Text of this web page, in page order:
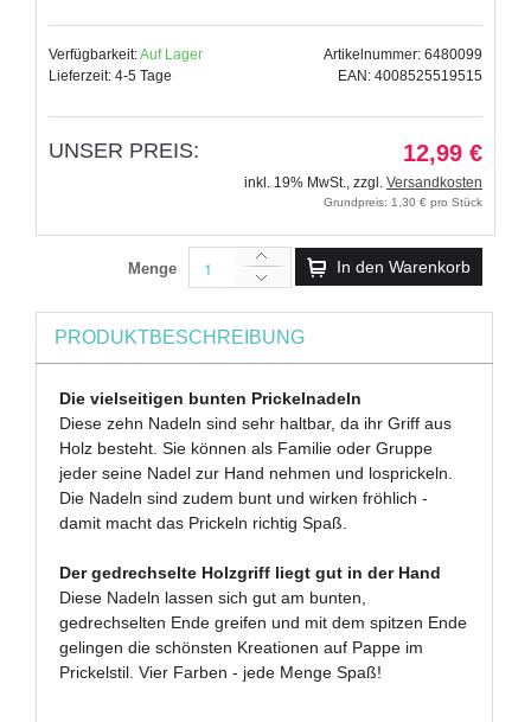
Verfügbarkeit:Auf Lager
Lieferzeit: 4-5 Tage
Artikelnummer: 6480099
EAN: 4008525519515
UNSER PREIS: 12,99 €
inkl. 19% MwSt., zzgl. Versandkosten
Grundpreis: 1,30 € pro Stück
Menge In den Warenkorb
PRODUKTBESCHREIBUNG
Die vielseitigen bunten Prickelnadeln
Diese zehn Nadeln sind sehr haltbar, da ihr Griff aus
Holz besteht. Sie können als Familie oder Gruppe
jeder seine Nadel zur Hand nehmen und losprickeln.
Die Nadeln sind zudem bunt und wirken fröhlich -
damit macht das Prickeln richtig Spaß.
Der gedrechselte Holzgriff liegt gut in der Hand
Diese Nadeln lassen sich gut am bunten,
gedrechselten Ende greifen und mit dem spitzen Ende
gelingen die schönsten Kreationen auf Pappe im
Prickelstil. Vier Farben - jede Menge Spaß!